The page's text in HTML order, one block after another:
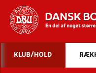
KLUB/HOLD